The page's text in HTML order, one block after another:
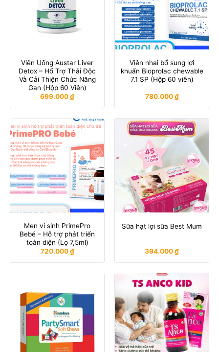
Viên Uống Austar Liver
Detox – Hổ Trợ Thải Độc
Và Cải Thiện Chức Năng
Gan (Hộp 60 Viên)
699.000₫
Viên nhai bổ sung lợi
khuẩn Bioprolac chewable
7.1 SP (Hộp 60 viên)
780.000₫
Men vi sinh PrimePro
Bebé – Hỗ trợ phát triển
toàn diện (Lọ 7,5ml)
720.000₫
Sữa hạt lợi sữa Best Mum
394.000₫